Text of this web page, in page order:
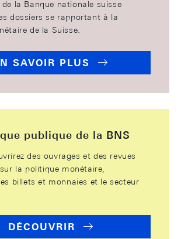
de la Banque nationale suisse
dossiers se rapportant à la
de la Suisse.
SAVOIR PLUS
publique de la BNS
des ouvrages et des revues
la politique monétaire,
billets et monnaies et le secteur
DÉCOUVRIR